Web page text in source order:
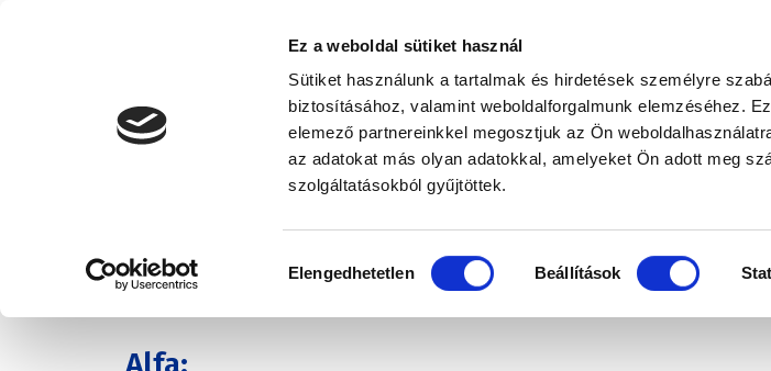
Ez a weboldal sütiket használ
Sütiket használunk a tartalmak és hirdetések személyre
biztosításához, valamint weboldalforgalmunk elemzéséhez.
elemező partnereinkkel megosztjuk az Ön
az adatokat más olyan adatokkal, amelyeket Ön adott meg
szolgáltatásokból gyűjtöttek.
kiválasztása
Elengedhetetlen Beállítások
BIZTOSÍTÁSKÖTÉS
Kárbejelentés